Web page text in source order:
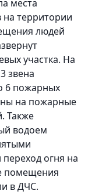
места
территории
людей
участка. На
звена
6 пожарных
на пожарные
Также
водоем
огня на
помещения
в ДЧС.